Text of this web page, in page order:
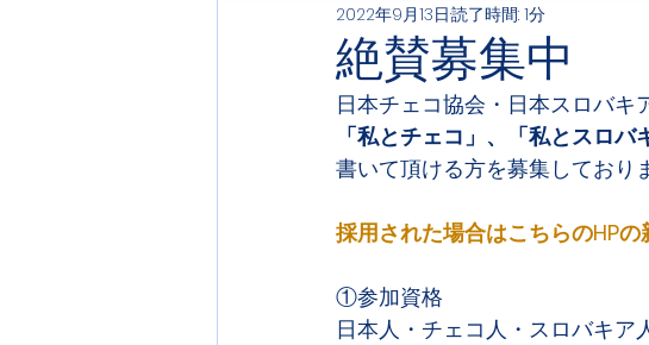
絶賛募集中
2022年9月13日読了時間: 1分
日本チェコ協会・日本スロバキ
「私とチェコ」、「私とスロバ
書いて頂ける方を募集しており
採用された場合はこちらのHPの
①参加資格
日本人・チェコ人・スロバキア